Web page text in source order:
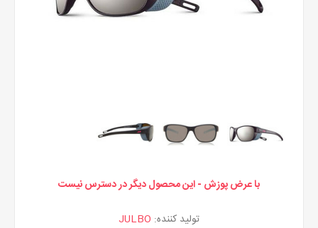
با عرض پوزش - این محصول دیگر در دسترس نیست
تولید کننده: JULBO